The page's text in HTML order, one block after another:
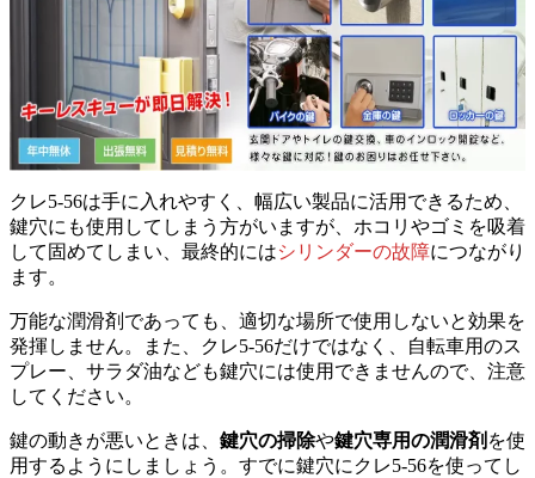
クレ5-56は手に入れやすく、幅広い製品に活用できるため、
鍵穴にも使用してしまう方がいますが、ホコリやゴミを吸着
して固めてしまい、最終的にはシリンダーの故障につながり
ます。
万能な潤滑剤であっても、適切な場所で使用しないと効果を
発揮しません。また、クレ5-56だけではなく、自転車用のス
プレー、サラダ油なども鍵穴には使用できませんので、注意
してください。
鍵の動きが悪いときは、 鍵穴の掃除や鍵穴専用の潤滑剤 を使
用するようにしましょう。すでに鍵穴にクレ5-56を使ってし